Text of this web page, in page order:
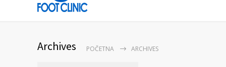
Archives POČETNA ARCHIVES